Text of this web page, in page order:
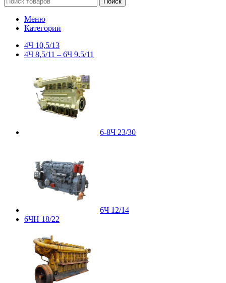
Меню
Категории
4Ч 10,5/13
4Ч 8,5/11 – 6Ч 9.5/11
6-8Ч 23/30
6Ч 12/14
6ЧН 18/22